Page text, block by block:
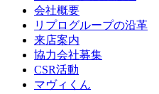
会社概要
リプログループの沿革
来店案内
協力会社募集
CSR活動
マヴィくん